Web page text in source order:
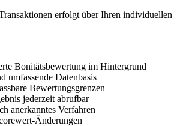
erfolgt über Ihren individuellen
Bonitätsbewertung im Hintergrund
umfassende Datenbasis
Bewertungsgrenzen
jederzeit abrufbar
anerkanntes Verfahren
Änderungen